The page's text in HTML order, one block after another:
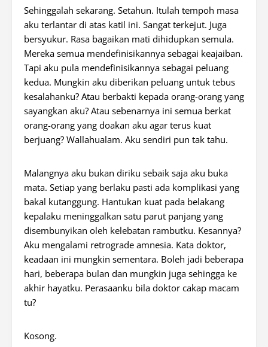
Sehinggalah sekarang. Setahun. Itulah tempoh masa
aku terlantar di atas katil ini. Sangat terkejut. Juga
bersyukur. Rasa bagaikan mati dihidupkan semula.
Mereka semua mendefinisikannya sebagai keajaiban.
Tapi aku pula mendefinisikannya sebagai peluang
kedua. Mungkin aku diberikan peluang untuk tebus
kesalahanku? Atau berbakti kepada orang-orang yang
sayangkan aku? Atau sebenarnya ini semua berkat
orang-orang yang doakan aku agar terus kuat
berjuang? Wallahualam. Aku sendiri pun tak tahu.
Malangnya aku bukan diriku sebaik saja aku buka
mata. Setiap yang berlaku pasti ada komplikasi yang
bakal kutanggung. Hantukan kuat pada belakang
kepalaku meninggalkan satu parut panjang yang
disembunyikan oleh kelebatan rambutku. Kesannya?
Aku mengalami retrograde amnesia. Kata doktor,
keadaan ini mungkin sementara. Boleh jadi beberapa
hari, beberapa bulan dan mungkin juga sehingga ke
akhir hayatku. Perasaanku bila doktor cakap macam
tu?
Kosong.